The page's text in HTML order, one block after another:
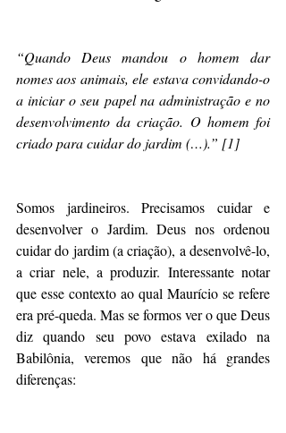
“Quando Deus mandou o homem dar
nomes aos animais, ele estava convidando-o
a iniciar o seu papel na administração e no
desenvolvimento da criação. O homem foi
criado para cuidar do jardim (…).” [1]
Somos jardineiros. Precisamos cuidar e
desenvolver o Jardim. Deus nos ordenou
cuidar do jardim (a criação), a desenvolvê-lo,
a criar nele, a produzir. Interessante notar
que esse contexto ao qual Maurício se refere
era pré-queda. Mas se formos ver o que Deus
diz quando seu povo estava exilado na
Babilônia, veremos que não há grandes
diferenças: